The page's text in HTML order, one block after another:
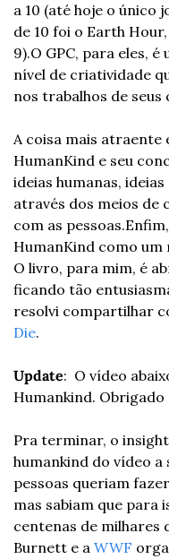
a 10 (até hoje o único
de 10 foi o Earth
9).O GPC, para eles,
nível de criatividade
nos trabalhos de seus
A coisa mais atraente
HumanKind e seu
ideias humanas,
através dos meios de
com as pessoas.
HumanKind como
O livro, para mim, é
ficando tão
resolvi compartilhar
Die.
Update:  O vídeo
Humankind. Obrigado
Pra terminar, o
humankind do vídeo a
pessoas queriam
mas sabiam que para
centenas de milhares
Burnett e a WWF